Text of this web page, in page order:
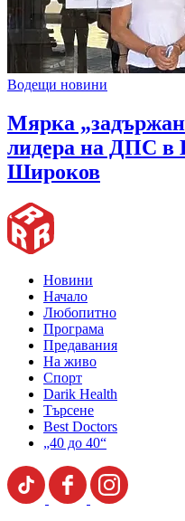
Водещи новини
Мярка
лидера на ДПС в
Широков
Новини
Начало
Любопитно
Програма
Предавания
На живо
Спорт
Darik Health
Търсене
Best Doctors
„40 до 40“